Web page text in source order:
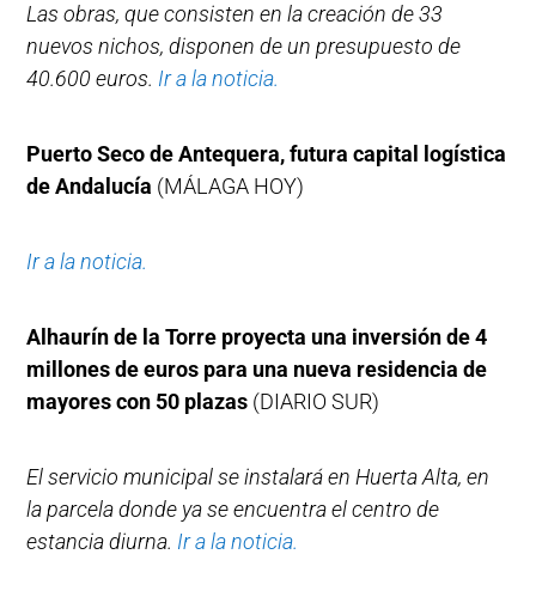
Las obras, que consisten en la creación de 33
nuevos nichos, disponen de un presupuesto de
40.600 euros. Ir a la noticia.
Puerto Seco de Antequera, futura capital logística
de Andalucía (MÁLAGA HOY)
Ir a la noticia.
Alhaurín de la Torre proyecta una inversión de 4
millones de euros para una nueva residencia de
mayores con 50 plazas (DIARIO SUR)
El servicio municipal se instalará en Huerta Alta, en
la parcela donde ya se encuentra el centro de
estancia diurna. Ir a la noticia.